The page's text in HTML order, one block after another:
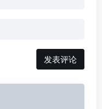
发表评论